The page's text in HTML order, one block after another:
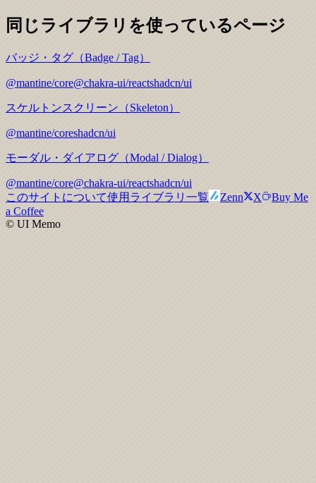
同じライブラリを使っているページ
バッジ・タグ（Badge / Tag）
@mantine/core@chakra-ui/reactshadcn/ui
スケルトンスクリーン（Skeleton）
@mantine/coreshadcn/ui
モーダル・ダイアログ（Modal / Dialog）
@mantine/core@chakra-ui/reactshadcn/ui
このサイトについて使用ライブラリ一覧 Zenn X
Buy Me
a Coffee
© UI Memo